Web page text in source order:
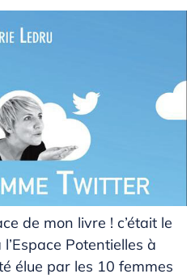
de mon livre ! c’était le
Potentielles à
élue par les 10 femmes